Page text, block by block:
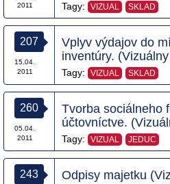
2011
Tagy: VIZUAL SKLAD
207
15.04.
2011
Vplyv výdajov do
inventúry.
Tagy: VIZUAL SKLAD
260
05.04.
2011
Tvorba sociálneho
účtovníctve.
Tagy: VIZUAL JEDUC
243 Odpisy majetku